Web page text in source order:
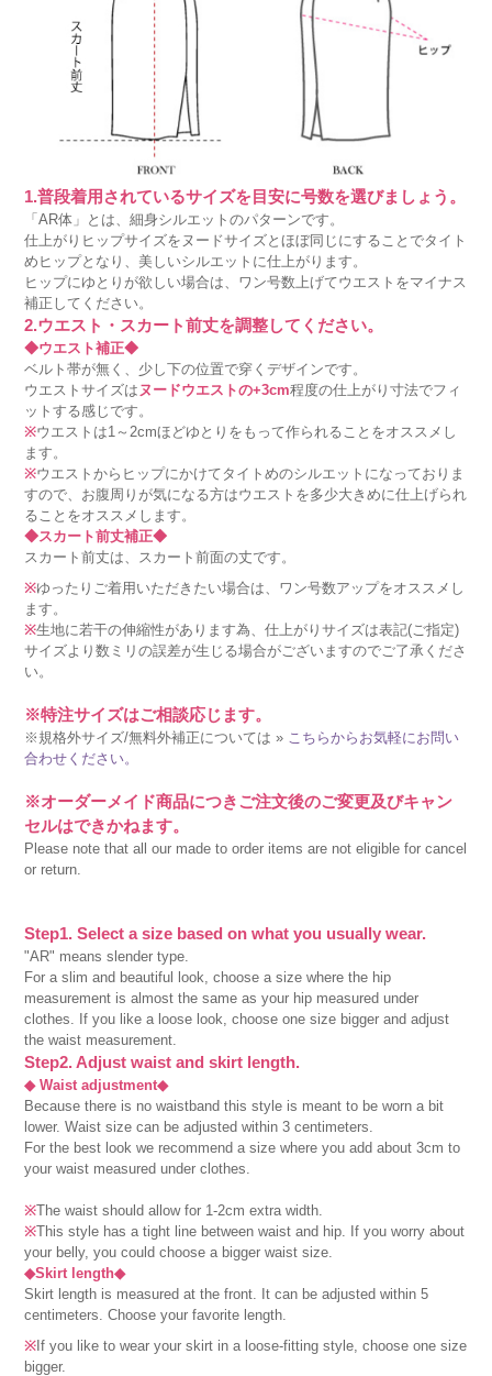
1.普段着用されているサイズを目安に号数を選びましょう。
「AR体」とは、細身シルエットのパターンです。
仕上がりヒップサイズをヌードサイズとほぼ同じにすることでタイト
めヒップとなり、美しいシルエットに仕上がります。
ヒップにゆとりが欲しい場合は、ワン号数上げてウエストをマイナス
補正してください。
2.ウエスト・スカート前丈を調整してください。
◆ウエスト補正◆
ベルト帯が無く、少し下の位置で穿くデザインです。
ウエストサイズは ヌードウエストの+3cm程度の仕上がり寸法でフィ
ットする感じです。
※ウエストは1～2cmほどゆとりをもって作られることをオススメし
ます。
※ウエストからヒップにかけてタイトめのシルエットになっておりま
すので、お腹周りが気になる方はウエストを多少大きめに仕上げられ
ることをオススメします。
◆スカート前丈補正◆
スカート前丈は、スカート前面の丈です。
※ゆったりご着用いただきたい場合は、ワン号数アップをオススメし
ます。
※生地に若干の伸縮性があります為、仕上がりサイズは表記(ご指定)
サイズより数ミリの誤差が生じる場合がございますのでご了承くださ
い。
※特注サイズはご相談応じます。
※規格外サイズ/無料外補正については » こちらからお気軽にお問い
合わせください。
※オーダーメイド商品につきご注文後のご変更及びキャン
セルはできかねます。
Please note that all our made to order items are not eligible for cancel
or return.
Step1. Select a size based on what you usually wear.
"AR" means slender type.
For a slim and beautiful look, choose a size where the hip
measurement is almost the same as your hip measured under
clothes. If you like a loose look, choose one size bigger and adjust
the waist measurement.
Step2. Adjust waist and skirt length.
◆ Waist adjustment◆
Because there is no waistband this style is meant to be worn a bit
lower. Waist size can be adjusted within 3 centimeters.
For the best look we recommend a size where you add about 3cm to
your waist measured under clothes.
※The waist should allow for 1-2cm extra width.
※This style has a tight line between waist and hip. If you worry about
your belly, you could choose a bigger waist size.
◆Skirt length◆
Skirt length is measured at the front. It can be adjusted within 5
centimeters. Choose your favorite length.
※If you like to wear your skirt in a loose-fitting style, choose one size
bigger.